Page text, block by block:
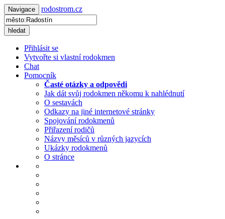
Navigace rodostrom.cz
hledat
Přihlásit se
Vytvořte si vlastní rodokmen
Chat
Pomocník
Časté otázky a odpovědi
Jak dát svůj rodokmen někomu k nahlédnutí
O sestavách
Odkazy na jiné internetové stránky
Spojování rodokmenů
Přiřazení rodičů
Názvy měsíců v různých jazycích
Ukázky rodokmenů
O stránce